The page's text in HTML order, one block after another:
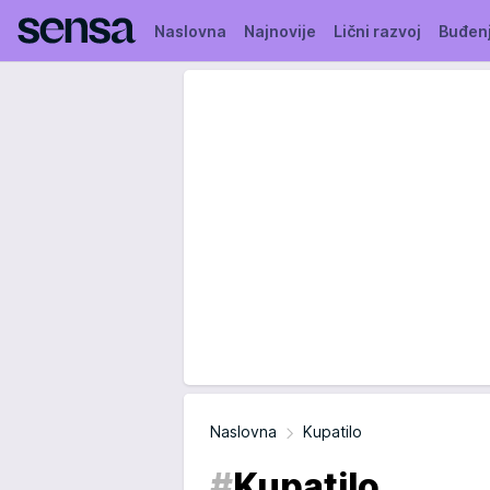
Naslovna Najnovije Lični razvoj
Naslovna Kupatilo